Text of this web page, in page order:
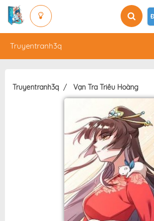
Truyentranh3q
Truyentranh3q Vạn Tra Triêu Hoàng